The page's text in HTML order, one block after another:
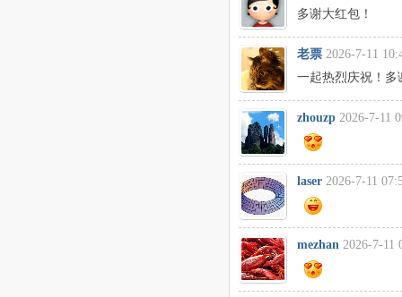
多谢大红包！
老票 2026-7-11
一起热烈庆祝！
zhouzp 2026-7-11
laser 2026-7-11
mezhan 2026-7-11